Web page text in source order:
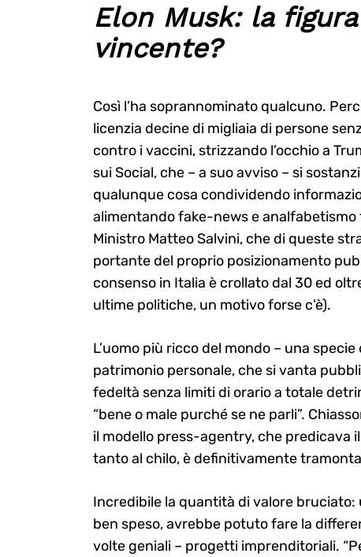
Elon Musk: la
vincente?
Così l’ha soprannominato qualcuno.
licenzia decine di migliaia di persone
contro i vaccini, strizzando l’occhio a
sui Social, che – a suo avviso – si
qualunque cosa condividendo
alimentando fake-news e analfabetismo
Ministro Matteo Salvini, che di queste
portante del proprio posizionamento
consenso in Italia è crollato dal 30 ed
ultime politiche, un motivo forse c’è).
L’uomo più ricco del mondo – una
patrimonio personale, che si vanta
fedeltà senza limiti di orario a totale
“bene o male purché se ne parli”.
il modello press-agentry, che predicava
tanto al chilo, è definitivamente
Incredibile la quantità di valore
ben speso, avrebbe potuto fare la
volte geniali – progetti imprenditoriali.
Search
for: